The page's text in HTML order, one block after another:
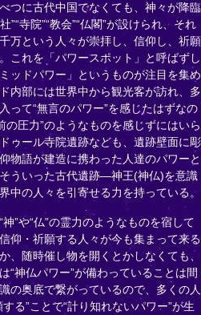
つに古代中国でなくても、神々が降臨
”“寺院”“教会”“仏閣”が設けられ、それ
万という人々が崇拝し、信仰し、祈願
これを「パワースポット」と呼ばずし
ッドパワー」というものが注目を集め
内部には世界中から観光客が訪れ、多
って“無言のパワー”を感じたはずなの
の圧力”のようなものを感じずにはいら
ゥール寺院遺跡なども、遺跡壁面に彫
物語が建造に携わった人達のパワーと
ういった古代遺跡―神王(神仏)を意識
中の人々を引寄せる力を持っている。
”や“仏”の霊力のようなものを宿して
仰・祈願する人々が今も集まって来る
、随時催し物を開くとかしなくても、
“神仏パワー”が備わっていることは間
の奥底で繋がっているので、多くの人
る”ことで“計り知れないパワー”が生